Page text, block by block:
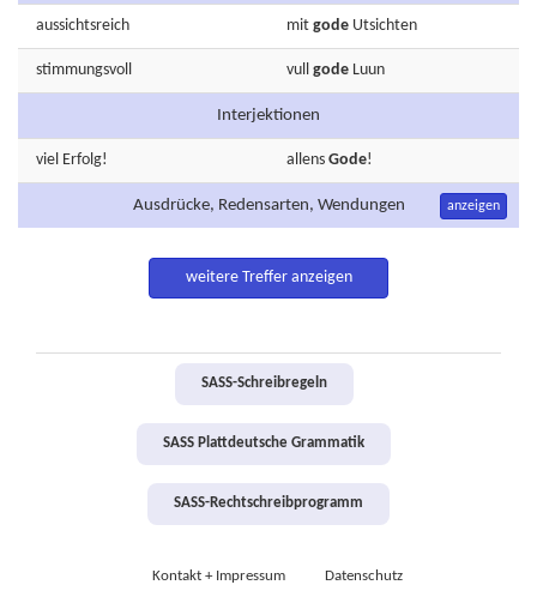
aussichtsreich mit gode Utsichten
stimmungsvoll vull gode Luun
Interjektionen
viel Erfolg! allens Gode!
Ausdrücke, Redensarten, Wendungen anzeigen
weitere Treffer anzeigen
SASS-Schreibregeln
SASS Plattdeutsche Grammatik
SASS-Rechtschreibprogramm
Kontakt + Impressum Datenschutz